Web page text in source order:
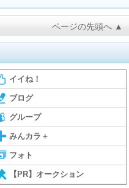
ページの先頭へ ▲
イイね！
ブログ
グループ
みんカラ＋
フォト
【PR】オークション